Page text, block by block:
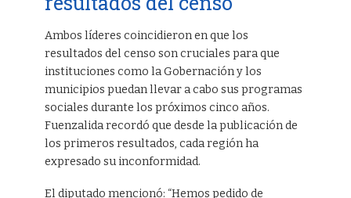
Ambos líderes coincidieron en que los
resultados del censo son cruciales para que
instituciones como la Gobernación y los
municipios puedan llevar a cabo sus programas
sociales durante los próximos cinco años.
Fuenzalida recordó que desde la publicación de
los primeros resultados, cada región ha
expresado su inconformidad.
El diputado mencionó: “Hemos pedido de